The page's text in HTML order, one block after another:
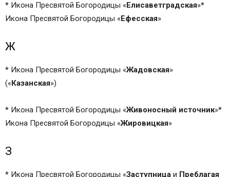
* Икона Пресвятой Богородицы «Елисаветградская»*
Икона Пресвятой Богородицы «Ефесская»
Ж
* Икона Пресвятой Богородицы «Жадовская»
(«Казанская»)
* Икона Пресвятой Богородицы «Живоносный источник»*
Икона Пресвятой Богородицы «Жировицкая»
З
* Икона Пресвятой Богородицы «Заступница и Преблагая